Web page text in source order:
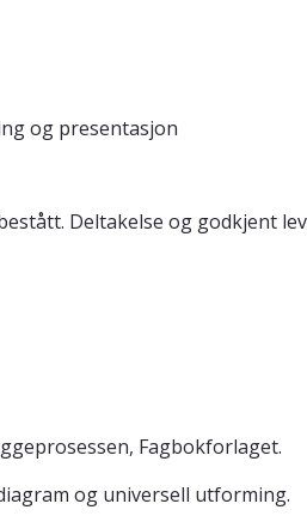
og presentasjon
Deltakelse og godkjent
Fagbokforlaget.
og universell utforming.